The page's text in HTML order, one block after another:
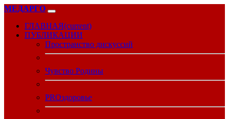
МЕДАРГО
ГЛАВНАЯ(current)
ПУБЛИКАЦИИ
Пространство дискуссий
Чувство Родины
PROздоровье